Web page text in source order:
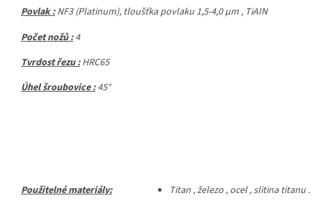
Povlak :NF3 (Platinum), tloušťka povlaku 1,5-4,0 μm , TiAIN
Počet nožů :4
Tvrdost řezu :HRC65
Úhel šroubovice :45°
Použitelné materiály: Titan , železo , ocel , slitina titanu